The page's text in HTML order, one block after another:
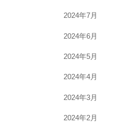
2024年7月
2024年6月
2024年5月
2024年4月
2024年3月
2024年2月